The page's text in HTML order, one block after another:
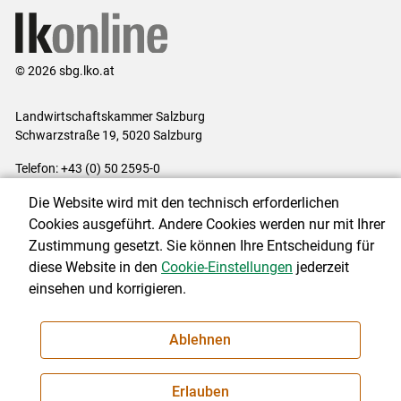
© 2026 sbg.lko.at
Landwirtschaftskammer Salzburg
Schwarzstraße 19, 5020 Salzburg
Telefon: +43 (0) 50 2595-0
Impressum|Kontakt|Datenschutzerklärung|Barrierefreiheit|
Cookie-Einstellungen
NEWSLETTER
Die Website wird mit den technisch erforderlichen
Cookies ausgeführt. Andere Cookies werden nur mit Ihrer
Zustimmung gesetzt. Sie können Ihre Entscheidung für
diese Website in den Cookie-Einstellungen jederzeit
einsehen und korrigieren.
Ablehnen
Erlauben